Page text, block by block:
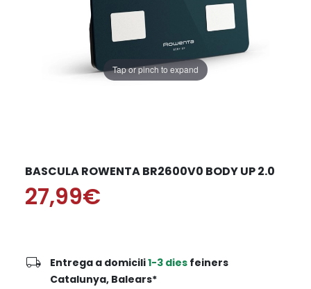
Tap or pinch to expand
BASCULA ROWENTA BR2600V0 BODY UP 2.0
27,99€
local_shipping Entrega a domicili1-3 dies feiners
Catalunya, Balears*